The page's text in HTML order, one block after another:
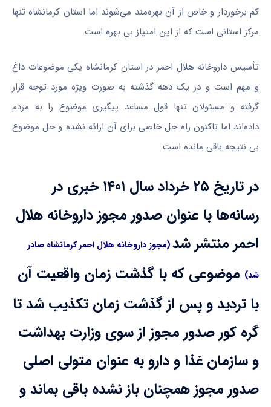
کم برخوردار و خاص از آن بهره‌مند می‌شوند اما استان کرمانشاه تنها
مرکز استانی است که از این امتیاز بی بهره است.
تأسیس داروخانه هلال احمر در استان کرمانشاه یکی موضوعات داغ
و مهم است و در یک دهه گذشته به صورت ویژه مورد توجه قرار
گرفته و مسئولان تنها قول مساعد پیگیری موضوع را به مردم
داده‌اند اما تاکنون راه حل خاصی برای آن ارائه نشده و حل موضوع
بی نتیجه باقی مانده است.
در تاریخ ۲۵ خرداد سال ۱۴۰۱ خبری در
رسانه‌ها با عنوان صدور مجوز داروخانه هلال
احمر منتشر شد(مجوز داروخانه هلال احمر کرمانشاه صادر
شد) موضوعی که با گذشت زمان واقعیت آن
با تردید و پس از گذشت زمان تکذیب شد تا
گره کور صدور مجوز از سوی وزارت بهداشت
و سازمان غذا و دارو به عنوان متولی اصلی
صدور مجوز همچنان باز نشده باقی بماند و